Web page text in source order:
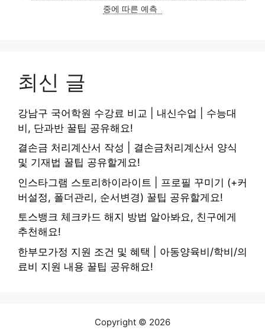
중에 따른 예측
최신 글
강남구 국어학원 수강료 비교 | 내신수업 | 수능대
비, 단과반 꿀팁 공유해요!
결손금 처리계산서 작성 | 결손금처리계산서 양식
및 기재법 꿀팁 공유할게요!
인스타그램 스토리하이라이트 | 프로필 꾸미기 (+커
버설정, 폴더관리, 순서변경) 꿀팁 공유할게요!
토스뱅크 체크카드 해지 방법 알아봐요, 친구에게
추천해요!
한부모가정 지원 조건 및 혜택 | 아동양육비/학비/의
료비 지원 내용 꿀팁 공유해요!
Copyright © 2026